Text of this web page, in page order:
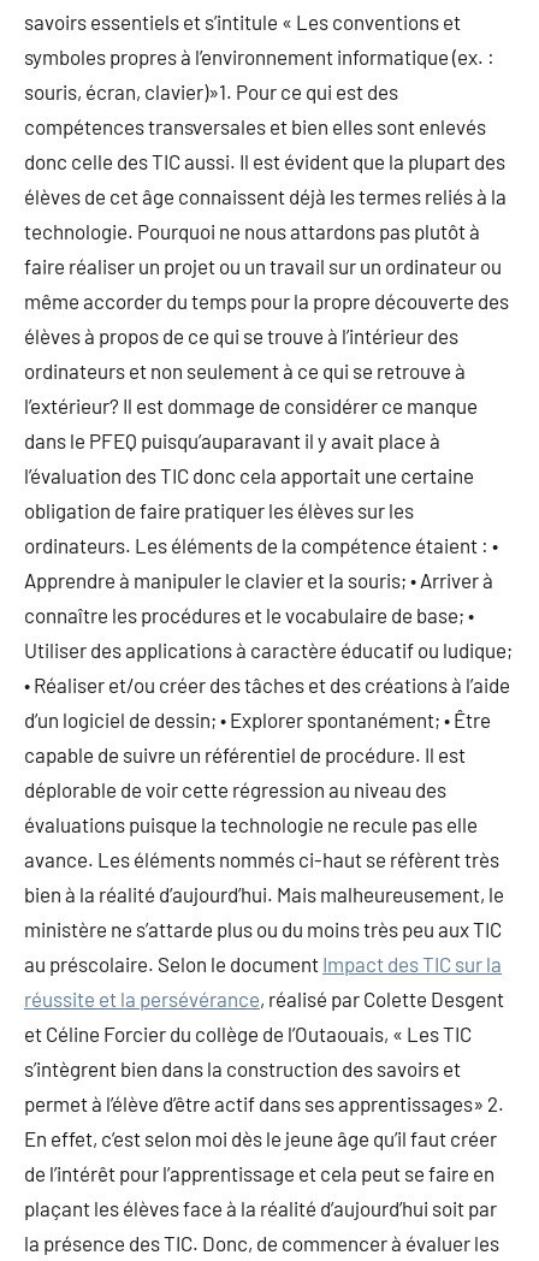
savoirs essentiels et s’intitule « Les conventions et
symboles propres à l’environnement informatique (ex. :
souris, écran, clavier)»1. Pour ce qui est des
compétences transversales et bien elles sont enlevés
donc celle des TIC aussi. Il est évident que la plupart des
élèves de cet âge connaissent déjà les termes reliés à la
technologie. Pourquoi ne nous attardons pas plutôt à
faire réaliser un projet ou un travail sur un ordinateur ou
même accorder du temps pour la propre découverte des
élèves à propos de ce qui se trouve à l’intérieur des
ordinateurs et non seulement à ce qui se retrouve à
l’extérieur? Il est dommage de considérer ce manque
dans le PFEQ puisqu’auparavant il y avait place à
l’évaluation des TIC donc cela apportait une certaine
obligation de faire pratiquer les élèves sur les
ordinateurs. Les éléments de la compétence étaient : •
Apprendre à manipuler le clavier et la souris; • Arriver à
connaître les procédures et le vocabulaire de base; •
Utiliser des applications à caractère éducatif ou ludique;
• Réaliser et/ou créer des tâches et des créations à l’aide
d’un logiciel de dessin; • Explorer spontanément; • Être
capable de suivre un référentiel de procédure. Il est
déplorable de voir cette régression au niveau des
évaluations puisque la technologie ne recule pas elle
avance. Les éléments nommés ci-haut se réfèrent très
bien à la réalité d’aujourd’hui. Mais malheureusement, le
ministère ne s’attarde plus ou du moins très peu aux TIC
au préscolaire. Selon le document Impact des TIC sur la
réussite et la persévérance, réalisé par Colette Desgent
et Céline Forcier du collège de l’Outaouais, « Les TIC
s’intègrent bien dans la construction des savoirs et
permet à l’élève d’être actif dans ses apprentissages» 2.
En effet, c’est selon moi dès le jeune âge qu’il faut créer
de l’intérêt pour l’apprentissage et cela peut se faire en
plaçant les élèves face à la réalité d’aujourd’hui soit par
la présence des TIC. Donc, de commencer à évaluer les